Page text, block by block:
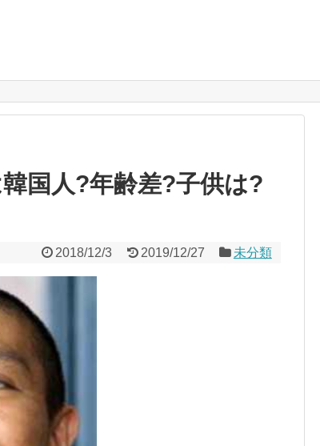
国人?年齢差?子供は?
2018/12/3 2019/12/27 未分類